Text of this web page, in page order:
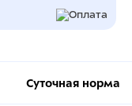
Суточная норма